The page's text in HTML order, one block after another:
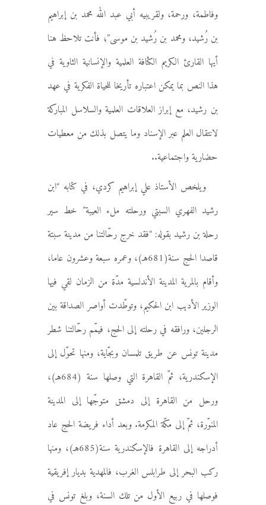
وفاطمة، ورحمة، ولقريبيه أبي عبد الله محمد بن إبراهيم
بن رُشيد، ومحمد بن رُشيد بن موسى”؛ فأنت تلاحظ هنا
أيها القارئ الكريم الكثافة العلمية والإنسانية الثاوية في
هذا النص بما يمكن اعتباره تأريخا للحياة الفكرية في عهد
بن رشيد، مع إبراز العلاقات العلمية والسلاسل المباركة
لانتقال العلم عبر الإسناد وما يتصل بذلك من معطيات
حضارية واجتماعية..
ويلخص الأستاذ علي إبراهيم كردي، في كتابه “ابن
رشيد الفهري السبتي ورحلته ملء العيبة” خط سير
رحلة بن رشيد بقوله: “فقد خرج رحّالتنا من مدينة سبتة
قاصدا الحج سنة(681هـ)، وعمره سبعة وعشرون عاما،
وأقام بالمرية المدينة الأندلسية مدّة من الزمان لقي فيها
الوزير الأديب ابن الحكيم، وتوطّدت أواصر الصداقة بين
الرجلين، ورافقه في رحلته إلى الحج، فيمّم رحّالتنا شطر
مدينة تونس عن طريق تلمسان وبجّاية، ومنها تحوّل إلى
الإسكندرية، ثمّ القاهرة التي وصلها سنة (684هـ)،
ورحل من القاهرة إلى دمشق متوجّها إلى المدينة
المنوّرة، ثمّ إلى مكّة المكرمة. وبعد أداء فريضة الحج عاد
أدراجه إلى القاهرة فالإسكندرية سنة(685هـ)، ومنها
ركب البحر إلى طرابلس الغرب، فالمهدية بديار إفريقية
فوصلها في ربيع الأول من تلك السنة، وبلغ تونس في